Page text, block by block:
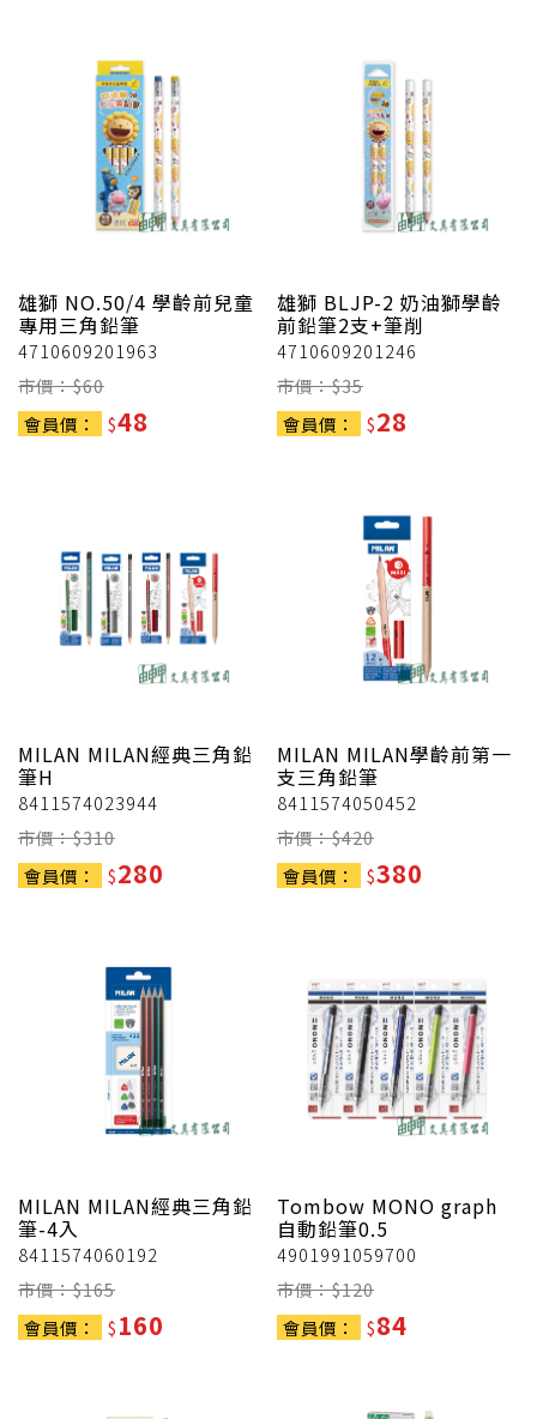
雄獅 NO.50/4 學齡前兒童
專用三角鉛筆
4710609201963
市價：$60
會員價：
$48
雄獅 BLJP-2 奶油獅學齡
前鉛筆2支+筆削
4710609201246
市價：$35
會員價：
$28
MILAN MILAN經典三角鉛
筆H
8411574023944
市價：$310
會員價：
$280
MILAN MILAN學齡前第一
支三角鉛筆
8411574050452
市價：$420
會員價：
$380
MILAN MILAN經典三角鉛
筆-4入
8411574060192
市價：$165
會員價：
$160
Tombow MONO graph
自動鉛筆0.5
4901991059700
市價：$120
會員價：
$84